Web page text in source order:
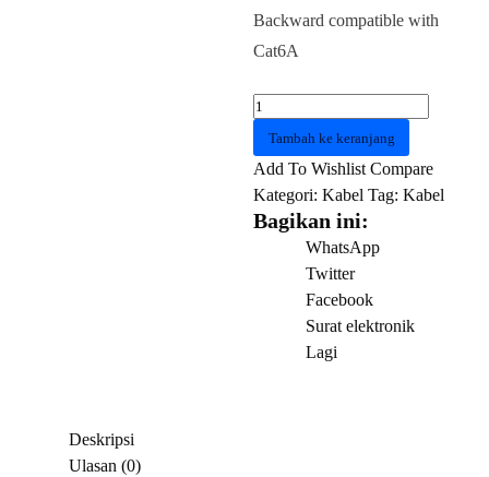
Backward compatible with
Cat6A
Kuantitas
KABEL
LAN
IBHHG
Tambah ke keranjang
Add To Wishlist Compare
Kategori:Kabel Tag:Kabel
Bagikan ini:
WhatsApp
Twitter
Facebook
Surat elektronik
Lagi
Deskripsi
Ulasan (0)